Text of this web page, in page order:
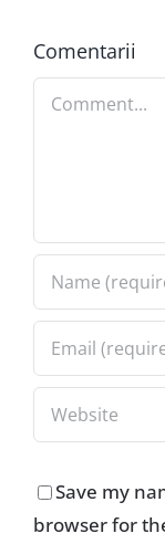
Comentarii
Comment
Save my
browser for